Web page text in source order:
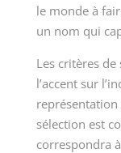
le monde à
un nom qui
Les critères
l’accent sur
représentation
sélection est
correspondra